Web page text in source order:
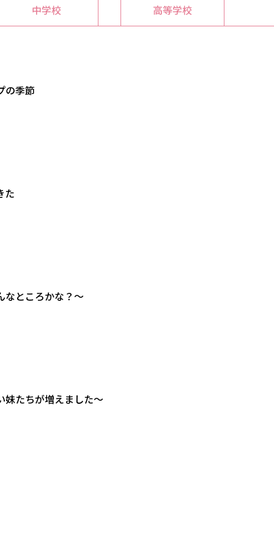
中学校 高等学校
季節
た
なところかな？～
たちが増えました～